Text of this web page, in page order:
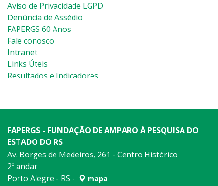
Aviso de Privacidade LGPD
Denúncia de Assédio
FAPERGS 60 Anos
Fale conosco
Intranet
Links Úteis
Resultados e Indicadores
FAPERGS - FUNDAÇÃO DE AMPARO À PESQUISA DO
ESTADO DO RS
Av. Borges de Medeiros, 261 - Centro Histórico
2º andar
Porto Alegre - RS -
mapa